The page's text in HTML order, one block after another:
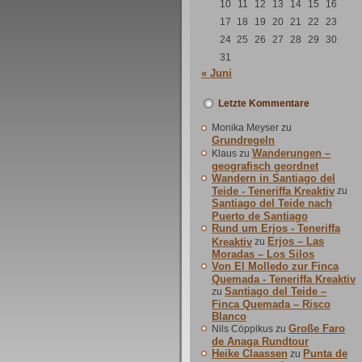
10 11 12 13 14 15
16
17
18 19 20 21 22
23
24 25 26 27 28 29
30
31
« Juni
Letzte Kommentare
Monika Meyser zu
Grundregeln
Klaus zu Wanderungen –
geografisch geordnet
Wandern in Santiago del
Teide - Teneriffa Kreaktiv zu
Santiago del Teide nach
Puerto de Santiago
Rund um Erjos - Teneriffa
Kreaktiv zu Erjos – Las
Moradas – Los Silos
Von El Molledo zur Finca
Quemada - Teneriffa Kreaktiv
zu Santiago del Teide –
Finca Quemada – Risco
Blanco
Nils Cöppikus zu Große Faro
de Anaga Rundtour
Heike Claassen zu Punta de